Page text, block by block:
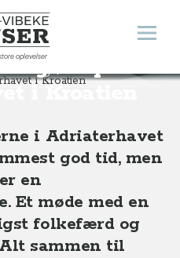
Rejser
oplevelser
Åbn
øhop i
i Kroatien
Uforglemmelig øhop i Adriaterhavet i Kroatien
i Adriaterhavet
god tid, men
en
Et møde med en
folkefærd og
sammen til